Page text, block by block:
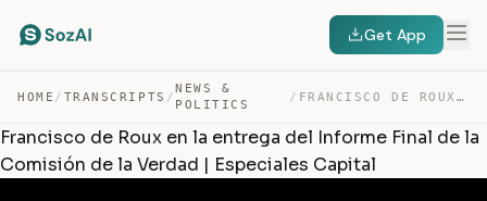
Get App
HOME / TRANSCRIPTS /
NEWS &
POLITICS
/ FRANCISCO DE ROUX EN LA ENTREGA DEL INFORME FINAL DE LA… — TRANSCRIPT
Francisco de Roux en la entrega del Informe Final de la
Comisión de la Verdad | Especiales Capital